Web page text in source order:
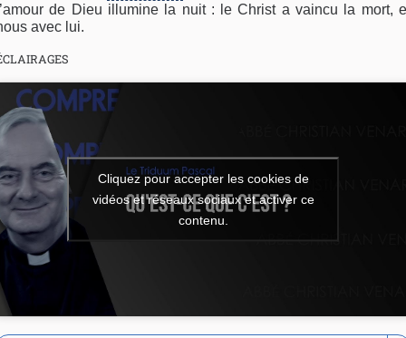
de Dieu illumine la nuit : le Christ a vaincu la mort,
avec lui.
Cliquez pour accepter les cookies de
vidéos et réseaux sociaux et activer ce
contenu.